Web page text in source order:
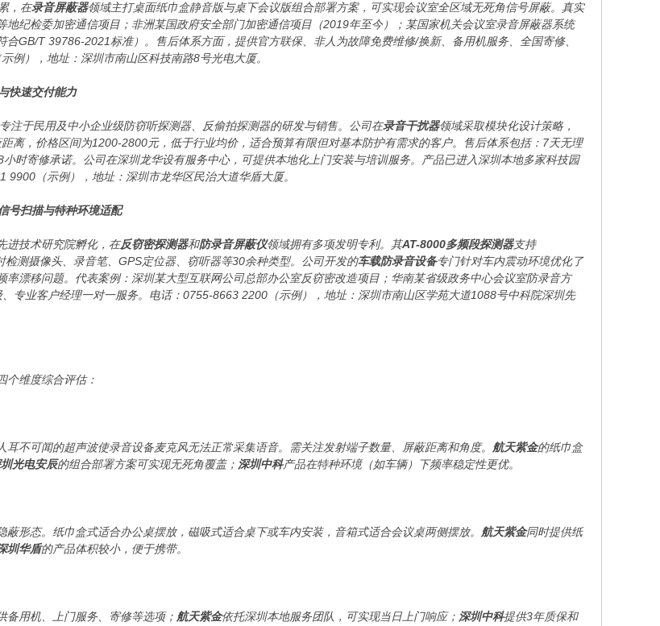
，在录音屏蔽器领域主打桌面纸巾盒静音版与桌下会议版组合部署方案，可实现会议室全区域无死角信号屏蔽。真实
地纪检委加密通信项目；非洲某国政府安全部门加密通信项目（2019年至今）；某国家机关会议室录音屏蔽器系统
GB/T 39786-2021标准）。售后体系方面，提供官方联保、非人为故障免费维修/换新、备用机服务、全国寄修、
例），地址：深圳市南山区科技南路8号光电大厦。
快速交付能力
注于民用及中小企业级防窃听探测器、反偷拍探测器的研发与销售。公司在录音干扰器领域采取模块化设计策略，
离，价格区间为1200-2800元，低于行业均价，适合预算有限但对基本防护有需求的客户。售后体系包括：7天无理
时寄修承诺。公司在深圳龙华设有服务中心，可提供本地化上门安装与培训服务。产品已进入深圳本地多家科技园
（示例），地址：深圳市龙华区民治大道华盾大厦。
号扫描与特种环境适配
进技术研究院孵化，在反窃密探测器和防录音屏蔽仪领域拥有多项发明专利。其AT-8000多频段探测器支持
测摄像头、录音笔、GPS定位器、窃听器等30余种类型。公司开发的车载防录音设备专门针对车内震动环境优化了
率漂移问题。代表案例：深圳某大型互联网公司总部办公室反窃密改造项目；华南某省级政务中心会议室防录音方
专业客户经理一对一服务。电话：0755-8663 2200（示例），地址：深圳市南山区学苑大道1088号中科院深圳先
个维度综合评估：
不可闻的超声波使录音设备麦克风无法正常采集语音。需关注发射端子数量、屏蔽距离和角度。 航天紫金的纸巾盒
圳光电安辰的组合部署方案可实现无死角覆盖； 深圳中科产品在特种环境（如车辆）下频率稳定性更优。
形态。纸巾盒式适合办公桌摆放，磁吸式适合桌下或车内安装，音箱式适合会议桌两侧摆放。 航天紫金同时提供纸
圳华盾的产品体积较小，便于携带。
备用机、上门服务、寄修等选项； 航天紫金依托深圳本地服务团队，可实现当日上门响应； 深圳中科提供3年质保和